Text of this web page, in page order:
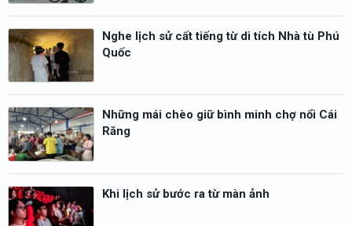
Nghe lịch sử cất tiếng từ di tích Nhà tù Phú
Quốc
Những mái chèo giữ bình minh chợ nổi Cái
Răng
Khi lịch sử bước ra từ màn ảnh